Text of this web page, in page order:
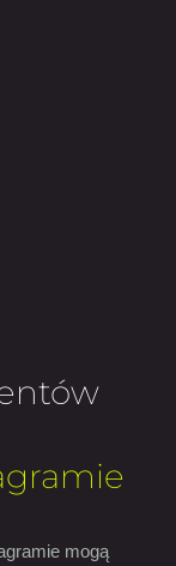
mogą